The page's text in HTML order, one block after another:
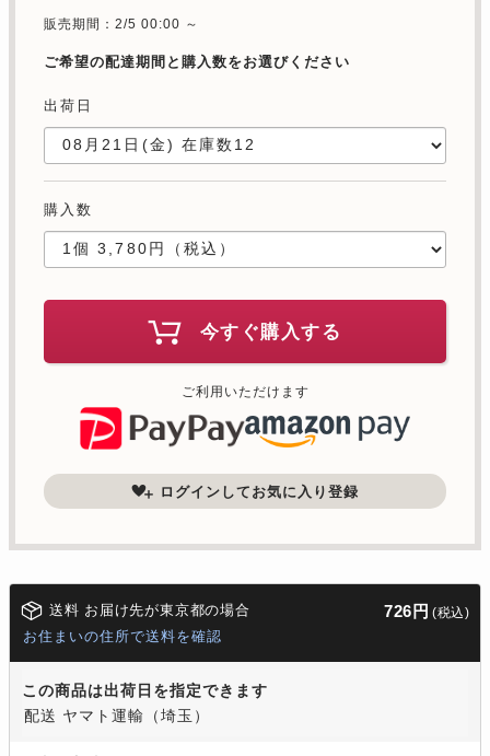
販売期間：2/5 00:00 ～
ご希望の配達期間と購入数をお選びください
出荷日
購入数
今すぐ購入する
ご利用いただけます
ログインしてお気に入り登録
送料 お届け先が東京都の場合 726円 (税込)
お住まいの住所で送料を確認
この商品は出荷日を指定できます
配送 ヤマト運輸（埼玉）